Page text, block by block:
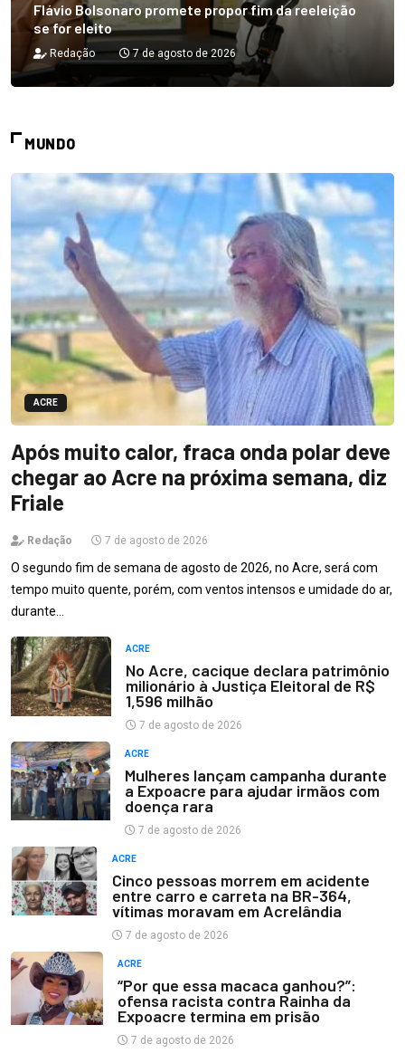
Flávio Bolsonaro promete propor fim da reeleição
se for eleito
Redação 7 de agosto de 2026
MUNDO
ACRE
Após muito calor, fraca onda polar deve
chegar ao Acre na próxima semana, diz
Friale
Redação 7 de agosto de 2026
O segundo fim de semana de agosto de 2026, no Acre, será com
tempo muito quente, porém, com ventos intensos e umidade do ar,
durante…
ACRE
No Acre, cacique declara patrimônio
milionário à Justiça Eleitoral de R$
1,596 milhão
7 de agosto de 2026
ACRE
Mulheres lançam campanha durante
a Expoacre para ajudar irmãos com
doença rara
7 de agosto de 2026
ACRE
Cinco pessoas morrem em acidente
entre carro e carreta na BR-364,
vítimas moravam em Acrelândia
7 de agosto de 2026
ACRE
“Por que essa macaca ganhou?”:
ofensa racista contra Rainha da
Expoacre termina em prisão
7 de agosto de 2026